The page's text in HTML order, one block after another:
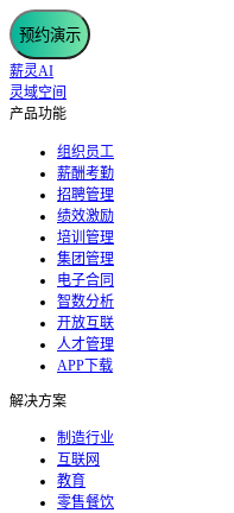
预约演示
薪灵AI
灵域空间
产品功能
组织员工
薪酬考勤
招聘管理
绩效激励
培训管理
集团管理
电子合同
智数分析
开放互联
人才管理
APP下载
解决方案
制造行业
互联网
教育
零售餐饮